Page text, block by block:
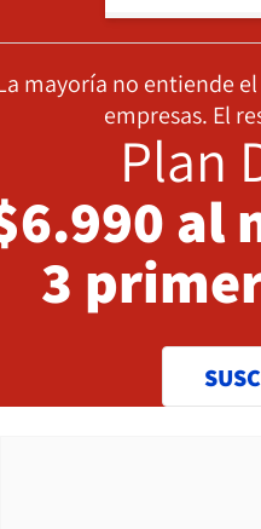
mayoría no entiende
empresas. El
Plan
al
3